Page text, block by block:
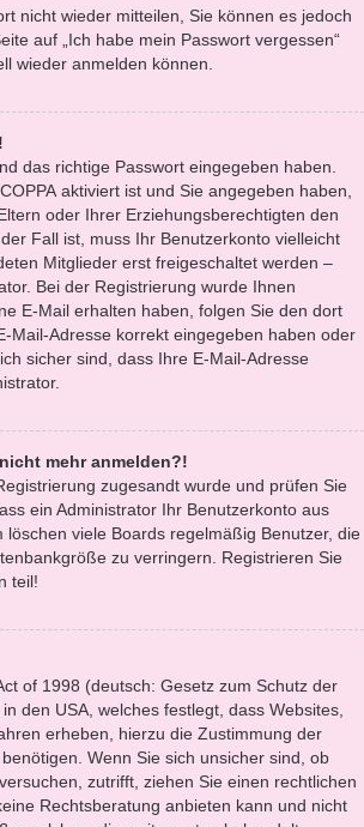
nicht wieder mitteilen, Sie können es jedoch
auf „Ich habe mein Passwort vergessen“
wieder anmelden können.
das richtige Passwort eingegeben haben.
COPPAaktiviert ist und Sie angegeben haben,
oder Ihrer Erziehungsberechtigten den
Fall ist, muss Ihr Benutzerkonto vielleicht
Mitglieder erst freigeschaltet werden –
Bei der Registrierung wurde Ihnen
E-Mail erhalten haben, folgen Sie den dort
Mail-Adresse korrekt eingegeben haben oder
sicher sind, dass Ihre E-Mail-Adresse
mehr anmelden?!
zugesandt wurde und prüfen Sie
ein Administrator Ihr Benutzerkonto aus
viele Boards regelmäßig Benutzer, die
zu verringern. Registrieren Sie
teil!
of 1998 (deutsch: Gesetz zum Schutz der
den USA, welches festlegt, dass Websites,
erheben, hierzu die Zustimmung der
Wenn Sie sich unsicher sind, ob
zutrifft, ziehen Sie einen rechtlichen
Rechtsberatung anbieten kann und nicht